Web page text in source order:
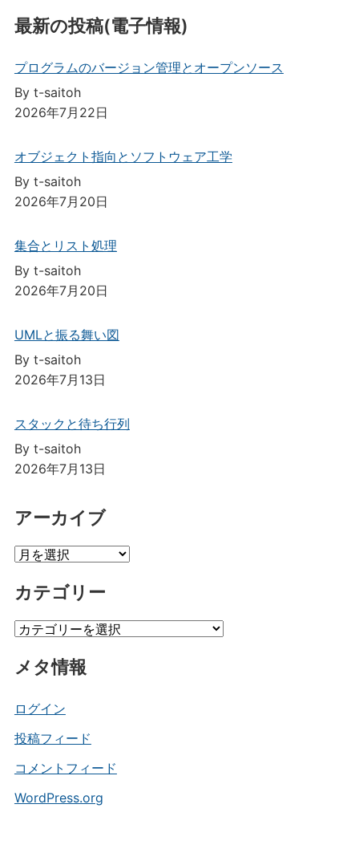
最新の投稿(電子情報)
プログラムのバージョン管理とオープンソース
By t-saitoh
2026年7月22日
オブジェクト指向とソフトウェア工学
By t-saitoh
2026年7月20日
集合とリスト処理
By t-saitoh
2026年7月20日
UMLと振る舞い図
By t-saitoh
2026年7月13日
スタックと待ち行列
By t-saitoh
2026年7月13日
アーカイブ
ア
カ
ブ
カテゴリー
カ
ゴ
ー
メタ情報
ログイン
投稿フィード
コメントフィード
WordPress.org